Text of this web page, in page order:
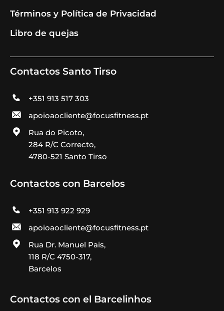
Términos y Política de Privacidad
Libro de quejas
Contactos Santo Tirso
+351 913 517 303
apoioaocliente@focusfitness.pt
Rua do Picoto,
284 R/C Correcto,
4780-521 Santo Tirso
Contactos con Barcelos
+351 913 922 929
apoioaocliente@focusfitness.pt
Rua Dr. Manuel Pais,
118 R/C 4750-317,
Barcelos
Contactos con el Barcelinhos